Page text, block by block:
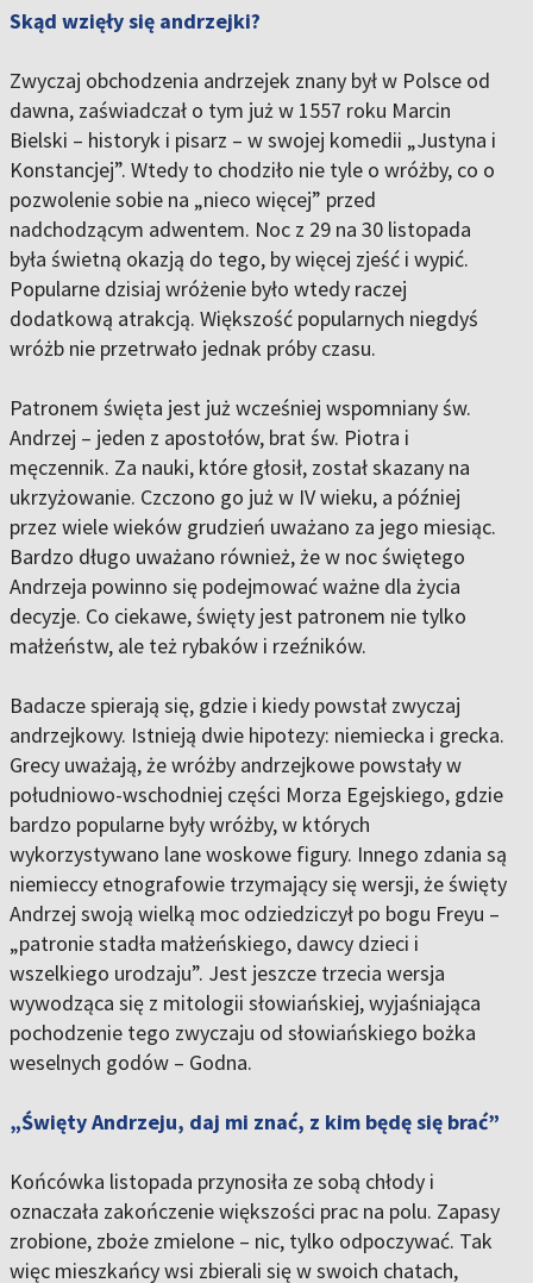
Skąd wzięły się andrzejki?
Zwyczaj obchodzenia andrzejek znany był w Polsce od
dawna, zaświadczał o tym już w 1557 roku Marcin
Bielski – historyk i pisarz – w swojej komedii „Justyna i
Konstancjej”. Wtedy to chodziło nie tyle o wróżby, co o
pozwolenie sobie na „nieco więcej” przed
nadchodzącym adwentem. Noc z 29 na 30 listopada
była świetną okazją do tego, by więcej zjeść i wypić.
Popularne dzisiaj wróżenie było wtedy raczej
dodatkową atrakcją. Większość popularnych niegdyś
wróżb nie przetrwało jednak próby czasu.
Patronem święta jest już wcześniej wspomniany św.
Andrzej – jeden z apostołów, brat św. Piotra i
męczennik. Za nauki, które głosił, został skazany na
ukrzyżowanie. Czczono go już w IV wieku, a później
przez wiele wieków grudzień uważano za jego miesiąc.
Bardzo długo uważano również, że w noc świętego
Andrzeja powinno się podejmować ważne dla życia
decyzje. Co ciekawe, święty jest patronem nie tylko
małżeństw, ale też rybaków i rzeźników.
Badacze spierają się, gdzie i kiedy powstał zwyczaj
andrzejkowy. Istnieją dwie hipotezy: niemiecka i grecka.
Grecy uważają, że wróżby andrzejkowe powstały w
południowo-wschodniej części Morza Egejskiego, gdzie
bardzo popularne były wróżby, w których
wykorzystywano lane woskowe figury. Innego zdania są
niemieccy etnografowie trzymający się wersji, że święty
Andrzej swoją wielką moc odziedziczył po bogu Freyu –
„patronie stadła małżeńskiego, dawcy dzieci i
wszelkiego urodzaju”. Jest jeszcze trzecia wersja
wywodząca się z mitologii słowiańskiej, wyjaśniająca
pochodzenie tego zwyczaju od słowiańskiego bożka
weselnych godów – Godna.
„Święty Andrzeju, daj mi znać, z kim będę się brać”
Końcówka listopada przynosiła ze sobą chłody i
oznaczała zakończenie większości prac na polu. Zapasy
zrobione, zboże zmielone – nic, tylko odpoczywać. Tak
więc mieszkańcy wsi zbierali się w swoich chatach,